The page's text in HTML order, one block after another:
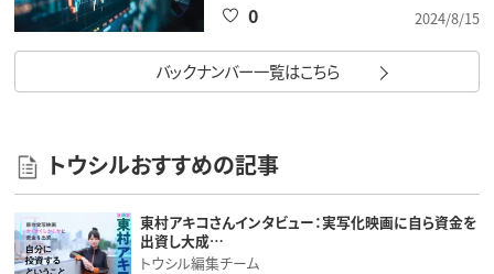
2024/8/15
0
バックナンバー一覧はこちら
トウシルおすすめの記事
東村アキコさんインタビュー：実写化映画に自ら資金を
出資し大成…
トウシル編集チーム